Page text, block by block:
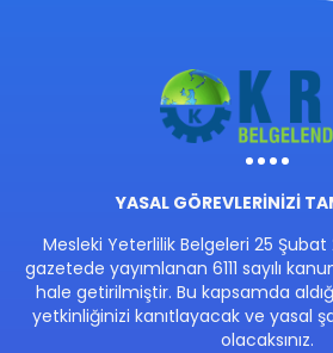
YASAL GÖREVLERİNİZİ
Mesleki Yeterlilik Belgeleri 25
gazetede yayımlanan 6111 sayılı
hale getirilmiştir. Bu kapsamda
yetkinliğinizi kanıtlayacak ve yasal
olacaksınız.